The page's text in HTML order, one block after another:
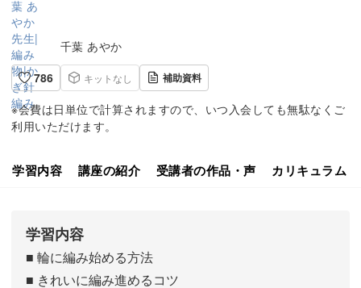
千葉 あやか
786
キットなし 補助資料
※会費は日単位で計算されますので、いつ入会しても無駄なくご
利用いただけます。
学習内容 講座の紹介 受講者の作品・声 カリキュラム
学習内容
■ 輪に編み始める方法
■ きれいに編み進めるコツ